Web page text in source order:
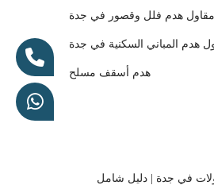
مقاول هدم فلل وقصور في جدة
هدم المباني السكنية في جدة
هدم أسقف مسلح
في جدة | دليل شامل